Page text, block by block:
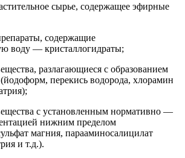
сырье, содержащее эфирные
содержащие
воду — кристаллогидраты;
разлагающиеся с образованием
перекись водорода, хлорамин
с установленным нормативно —
нижним пределом
магния, парааминосалицилат
и т.д.).